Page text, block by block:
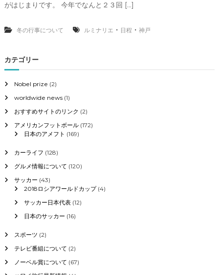
がはじまりです。 今年でなんと２３回 […]
冬の行事について ルミナリエ ・ 日程 ・ 神戸
カテゴリー
Nobel prize (2)
worldwide news(1)
おすすめサイトのリンク (2)
アメリカンフットボール(172)
日本のアメフト (169)
カーライフ (128)
グルメ情報について (120)
サッカー (43)
2018ロシアワールドカップ(4)
サッカー日本代表(12)
日本のサッカー (16)
スポーツ (2)
テレビ番組について (2)
ノーベル賞について (67)